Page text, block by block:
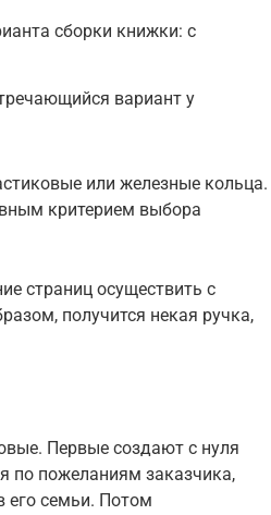
сборки книжки: с
вариант у
или железные кольца.
критерием выбора
страниц осуществить с
получится некая ручка,
Первые создают с нуля
по пожеланиям заказчика,
его семьи. Потом